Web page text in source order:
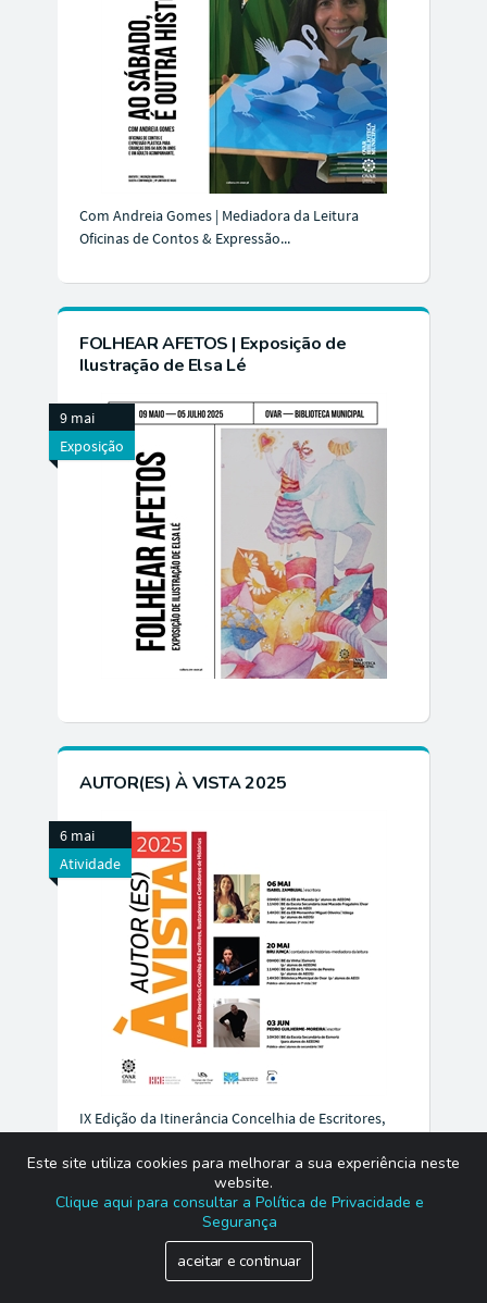
Com Andreia Gomes | Mediadora da Leitura
Oficinas de Contos & Expressão...
FOLHEAR AFETOS | Exposição de
Ilustração de Elsa Lé
9 mai
Exposição
AUTOR(ES) À VISTA 2025
6 mai
Atividade
IX Edição da Itinerância Concelhia de Escritores,
Organização...
Dia mundial do Livro
Este site utiliza cookies para melhorar a sua experiência neste
website.
Clique aqui para consultar a Política de Privacidade e
Segurança
aceitar e continuar